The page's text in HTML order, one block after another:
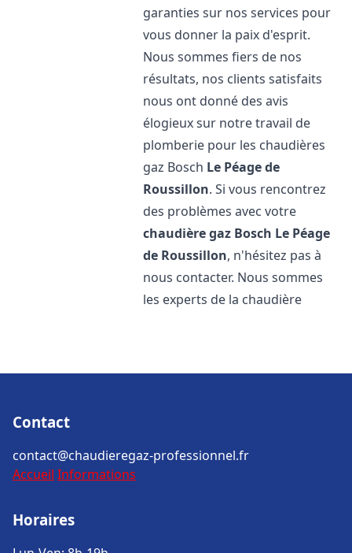
garanties sur nos services pour
vous donner la paix d'esprit.
Nous sommes fiers de nos
résultats, nos clients satisfaits
nous ont donné des avis
élogieux sur notre travail de
plomberie pour les chaudières
gaz Bosch Le Péage de
Roussillon. Si vous rencontrez
des problèmes avec votre
chaudière gaz Bosch Le Péage
de Roussillon, n'hésitez pas à
nous contacter. Nous sommes
les experts de la chaudière
Contact
contact@chaudieregaz-professionnel.fr
Accueil Informations
Horaires